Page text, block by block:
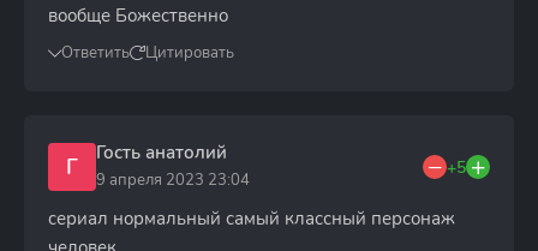
вообще Божественно
Ответить Цитировать
Г Гость анатолий
9 апреля 2023 23:04
+5
сериал нормальный самый классный персонаж